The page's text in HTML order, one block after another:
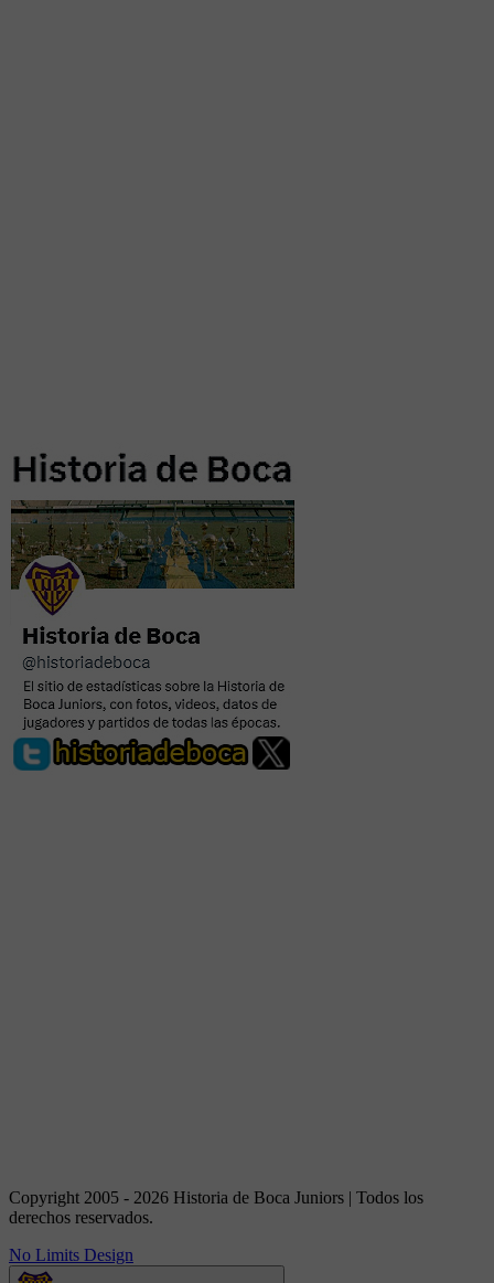
Copyright 2005 - 2026 Historia de Boca Juniors | Todos los
derechos reservados.
No Limits Design